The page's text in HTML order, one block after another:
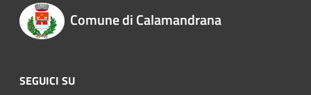
Comune di Calamandrana
SEGUICI SU